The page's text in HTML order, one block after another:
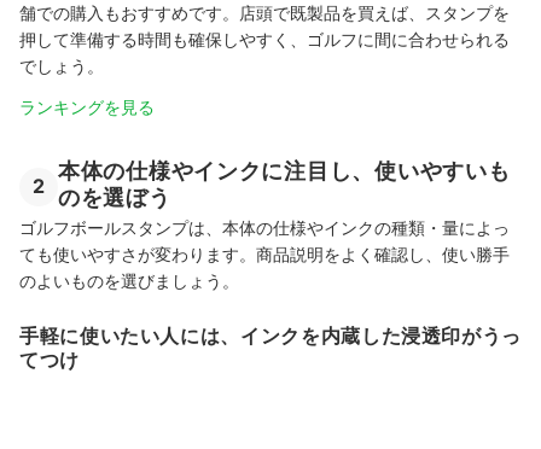
舗での購入もおすすめです。店頭で既製品を買えば、スタンプを
押して準備する時間も確保しやすく、ゴルフに間に合わせられる
でしょう。
ランキングを見る
2
本体の仕様やインクに注目し、使いやすいも
のを選ぼう
ゴルフボールスタンプは、本体の仕様やインクの種類・量によっ
ても使いやすさが変わります。商品説明をよく確認し、使い勝手
のよいものを選びましょう。
手軽に使いたい人には、インクを内蔵した浸透印がうっ
てつけ